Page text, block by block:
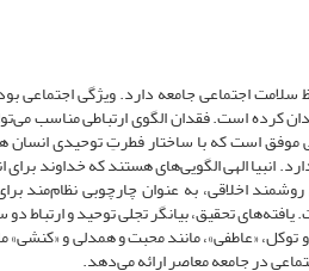
اجتماعی جامعه دارد. ویژگی اجتماعی
کرده است. فقدان الگوی ارتباطی مناسب
موفق است که با ساختار فطرتِ توحیدی انسان
انبیا الهی الگویی‌های هستند که خداوند برای
اخلاقی، به عنوان چارچوبی نظام‌مند
تحقیق، بیانگر تجلی توحید و ارتباط
«عاطفی»، مانند محبت و همدلی و «کنشی»
در جامعه معاصر ارائه می‌دهد.